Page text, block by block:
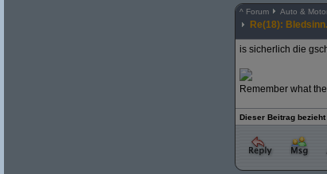
^ Forum Auto &
Re(18):
is sicherlich die
Remember what
Dieser Beitrag